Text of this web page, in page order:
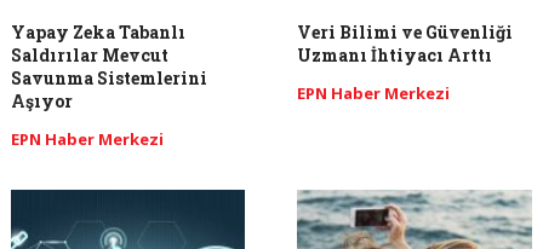
Yapay Zeka Tabanlı
Saldırılar Mevcut
Savunma Sistemlerini
Aşıyor
EPN Haber Merkezi
Veri Bilimi ve Güvenliği
Uzmanı İhtiyacı Arttı
EPN Haber Merkezi